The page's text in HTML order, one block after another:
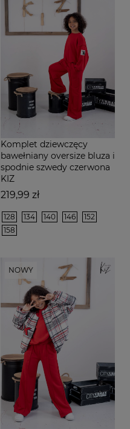
Komplet dziewczęcy
bawełniany oversize bluza i
spodnie szwedy czerwona
KIZ
Cena
219,99 zł
128 134 140 146
152
158
NOWY